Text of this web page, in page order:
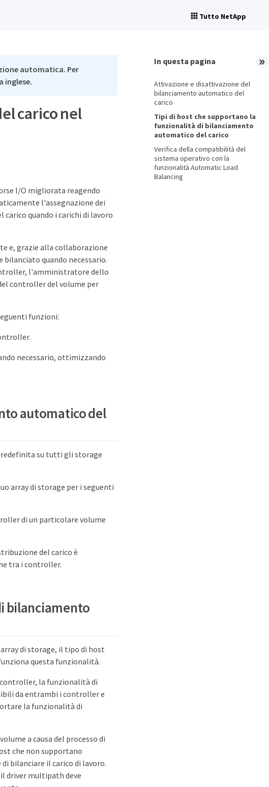
Tutto NetApp
automatica. Per
inglese.
carico nel
I/O migliorata reagendo
l'assegnazione dei
quando i carichi di lavoro
e, grazie alla collaborazione
quando necessario.
l'amministratore dello
controller del volume per
funzioni:
necessario, ottimizzando
automatico del
su tutti gli storage
array di storage per i seguenti
di un particolare volume
del carico è
tra i controller.
bilanciamento
di storage, il tipo di host
questa funzionalità.
la funzionalità di
da entrambi i controller e
la funzionalità di
a causa del processo di
che non supportano
bilanciare il carico di lavoro.
driver multipath deve
In questa pagina
Attivazione e disattivazione del
bilanciamento automatico del
carico
Tipi di host che supportano la
funzionalità di bilanciamento
automatico del carico
Verifica della compatibilità del
sistema operativo con la
funzionalità Automatic Load
Balancing